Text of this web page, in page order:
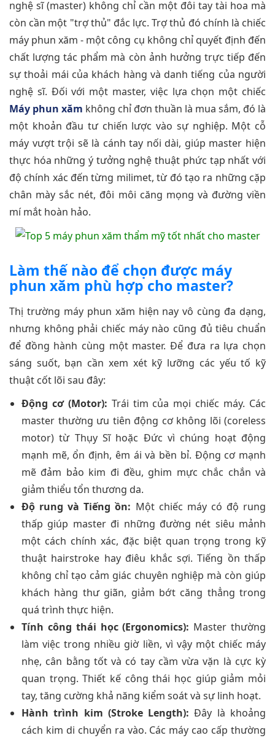
nghệ sĩ (master) không chỉ cần một đôi tay tài hoa mà
còn cần một "trợ thủ" đắc lực. Trợ thủ đó chính là chiếc
máy phun xăm - một công cụ không chỉ quyết định đến
chất lượng tác phẩm mà còn ảnh hưởng trực tiếp đến
sự thoải mái của khách hàng và danh tiếng của người
nghệ sĩ. Đối với một master, việc lựa chọn một chiếc
Máy phun xăm không chỉ đơn thuần là mua sắm, đó là
một khoản đầu tư chiến lược vào sự nghiệp. Một cỗ
máy vượt trội sẽ là cánh tay nối dài, giúp master hiện
thực hóa những ý tưởng nghệ thuật phức tạp nhất với
độ chính xác đến từng milimet, từ đó tạo ra những cặp
chân mày sắc nét, đôi môi căng mọng và đường viền
mí mắt hoàn hảo.
Làm thế nào để chọn được máy
phun xăm phù hợp cho master?
Thị trường máy phun xăm hiện nay vô cùng đa dạng,
nhưng không phải chiếc máy nào cũng đủ tiêu chuẩn
để đồng hành cùng một master. Để đưa ra lựa chọn
sáng suốt, bạn cần xem xét kỹ lưỡng các yếu tố kỹ
thuật cốt lõi sau đây:
Động cơ (Motor): Trái tim của mọi chiếc máy. Các
master thường ưu tiên động cơ không lõi (coreless
motor) từ Thụy Sĩ hoặc Đức vì chúng hoạt động
mạnh mẽ, ổn định, êm ái và bền bỉ. Động cơ mạnh
mẽ đảm bảo kim đi đều, ghim mực chắc chắn và
giảm thiểu tổn thương da.
Độ rung và Tiếng ồn: Một chiếc máy có độ rung
thấp giúp master đi những đường nét siêu mảnh
một cách chính xác, đặc biệt quan trọng trong kỹ
thuật hairstroke hay điêu khắc sợi. Tiếng ồn thấp
không chỉ tạo cảm giác chuyên nghiệp mà còn giúp
khách hàng thư giãn, giảm bớt căng thẳng trong
quá trình thực hiện.
Tính công thái học (Ergonomics): Master thường
làm việc trong nhiều giờ liền, vì vậy một chiếc máy
nhẹ, cân bằng tốt và có tay cầm vừa vặn là cực kỳ
quan trọng. Thiết kế công thái học giúp giảm mỏi
tay, tăng cường khả năng kiểm soát và sự linh hoạt.
Hành trình kim (Stroke Length): Đây là khoảng
cách kim di chuyển ra vào. Các máy cao cấp thường